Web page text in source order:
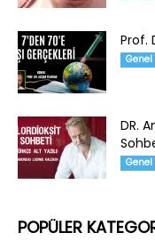
Prof.
Genel
DR.
Genel
POPÜLER